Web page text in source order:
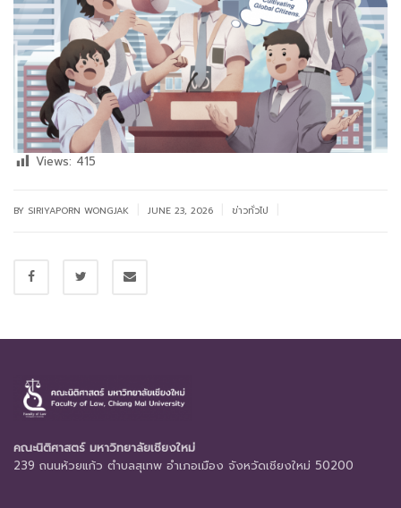
Views: 415
BY SIRIYAPORN WONGJAK JUNE 23, 2026 ข่าวทั่วไป
คณะนิติศาสตร์ มหาวิทยาลัยเชียงใหม่
239 ถนนห้วยแก้ว ตำบลสุเทพ อำเภอเมือง จังหวัดเชียงใหม่ 50200